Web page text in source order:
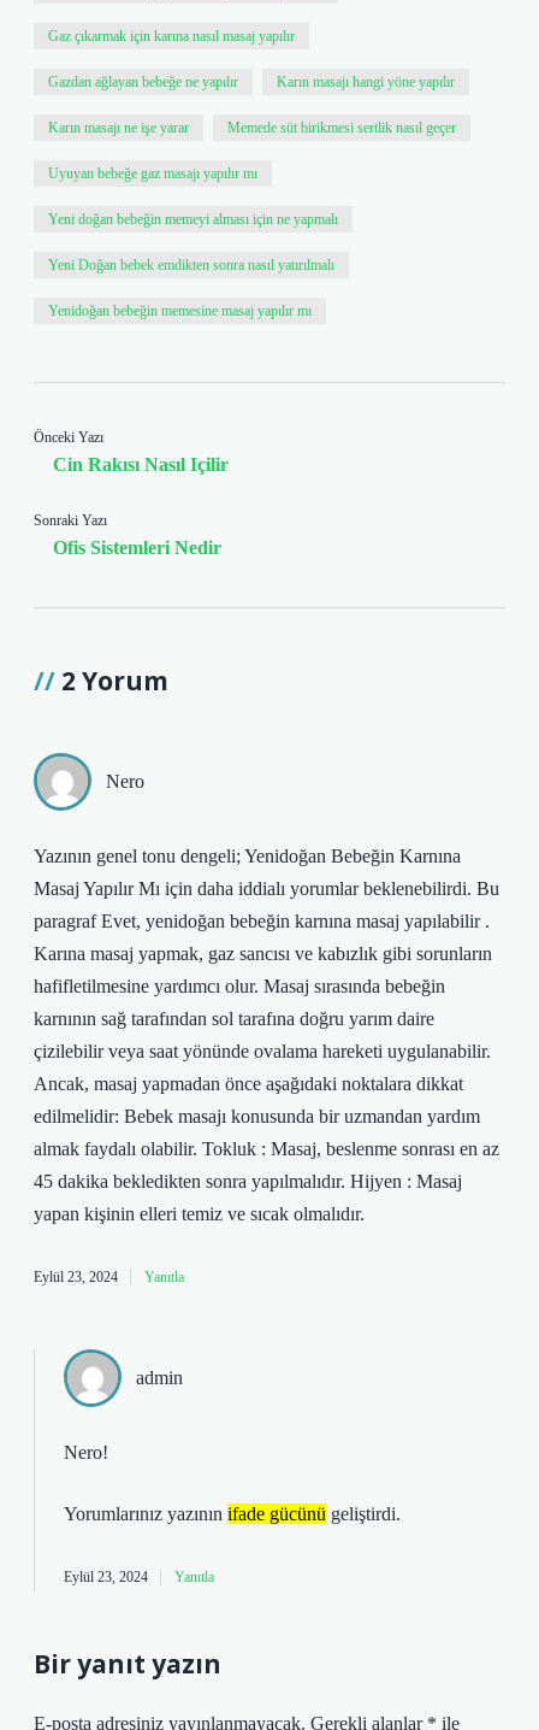
Gaz çıkarmak için karına nasıl masaj yapılır
Gazdan ağlayan bebeğe ne yapılır Karın masajı hangi yöne yapılır
Karın masajı ne işe yarar Memede süt birikmesi sertlik nasıl geçer
Uyuyan bebeğe gaz masajı yapılır mı
Yeni doğan bebeğin memeyi alması için ne yapmalı
Yeni Doğan bebek emdikten sonra nasıl yatırılmalı
Yenidoğan bebeğin memesine masaj yapılır mı
Önceki Yazı
Cin Rakısı Nasıl Içilir
Sonraki Yazı
Ofis Sistemleri Nedir
2 Yorum
Nero
Yazının genel tonu dengeli; Yenidoğan Bebeğin Karnına
Masaj Yapılır Mı için daha iddialı yorumlar beklenebilirdi. Bu
paragraf Evet, yenidoğan bebeğin karnına masaj yapılabilir .
Karına masaj yapmak, gaz sancısı ve kabızlık gibi sorunların
hafifletilmesine yardımcı olur. Masaj sırasında bebeğin
karnının sağ tarafından sol tarafına doğru yarım daire
çizilebilir veya saat yönünde ovalama hareketi uygulanabilir.
Ancak, masaj yapmadan önce aşağıdaki noktalara dikkat
edilmelidir: Bebek masajı konusunda bir uzmandan yardım
almak faydalı olabilir. Tokluk : Masaj, beslenme sonrası en az
45 dakika bekledikten sonra yapılmalıdır. Hijyen : Masaj
yapan kişinin elleri temiz ve sıcak olmalıdır.
Eylül 23, 2024 Yanıtla
admin
Nero!
Yorumlarınız yazının ifade gücünü geliştirdi.
Eylül 23, 2024 Yanıtla
Bir yanıt yazın
E-posta adresiniz yayınlanmayacak. Gerekli alanlar * ile